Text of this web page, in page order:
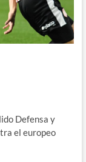
Defensa y
el europeo